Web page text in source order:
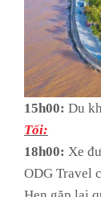
15h00: Du
Tối:
18h00: Xe
ODG Travel